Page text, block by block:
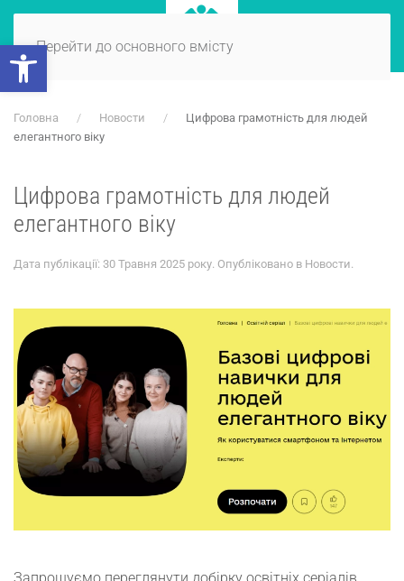
Відкрити Панель інструментів
Перейти до основного вмісту
Головна Новости
Цифрова грамотність для людей
елегантного віку
Цифрова грамотність для людей
елегантного віку
Дата публікації: 30 Травня 2025 року. Опубліковано в Новости.